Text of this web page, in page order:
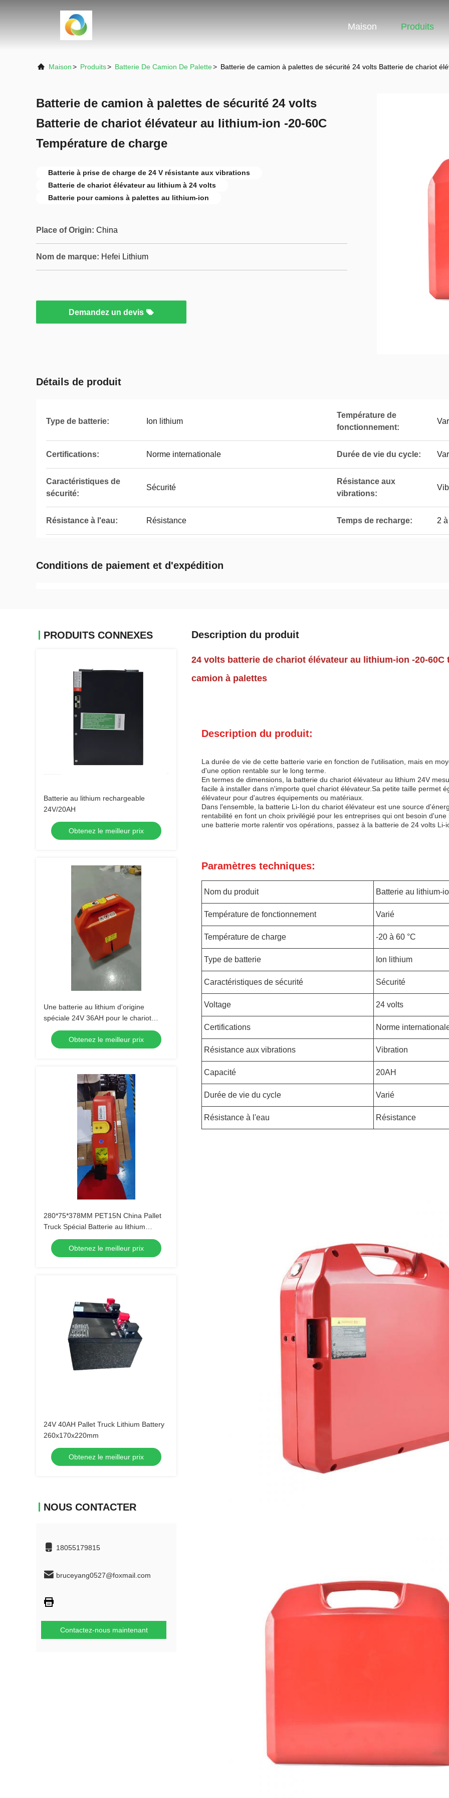
Maison Produits
Maison> Produits> Batterie De Camion De Palette> Batterie de camion à palettes de sécurité 24 volts Batterie de chariot
Batterie de camion à palettes de sécurité 24 volts
Batterie de chariot élévateur au lithium-ion -20-60C
Température de charge
Batterie à prise de charge de 24 V résistante aux vibrations
Batterie de chariot élévateur au lithium à 24 volts
Batterie pour camions à palettes au lithium-ion
Place of Origin: China
Nom de marque: Hefei Lithium
Demandez un devis
Détails de produit
Type de batterie: Ion lithium
Température de
fonctionnement:
Certifications: Norme internationale Durée de vie du cycle:
Caractéristiques de
sécurité:
Sécurité
Résistance aux
vibrations:
Résistance à l'eau: Résistance Temps de recharge: 2
Conditions de paiement et d'expédition
PRODUITS CONNEXES
Batterie au lithium rechargeable
24V/20AH
Obtenez le meilleur prix
Une batterie au lithium d'origine
spéciale 24V 36AH pour le chariot
élévateur à palettes PET15N
Obtenez le meilleur prix
280*75*378MM PET15N China Pallet
Truck Spécial Batterie au lithium
originale 24V 36AH
Obtenez le meilleur prix
24V 40AH Pallet Truck Lithium Battery
260x170x220mm
Obtenez le meilleur prix
NOUS CONTACTER
18055179815
bruceyang0527@foxmail.com
Contactez-nous maintenant
Description du produit
24 volts batterie de chariot élévateur au lithium-ion -20-
camion à palettes
Description du produit:
La durée de vie de cette batterie varie en fonction de l'utilisation, mais en
d'une option rentable sur le long terme.
En termes de dimensions, la batterie du chariot élévateur au lithium 24V
facile à installer dans n'importe quel chariot élévateur.Sa petite taille permet
élévateur pour d'autres équipements ou matériaux.
Dans l'ensemble, la batterie Li-Ion du chariot élévateur est une source
rentabilité en font un choix privilégié pour les entreprises qui ont besoin
une batterie morte ralentir vos opérations, passez à la batterie de 24 volts Li-
Paramètres techniques:
Nom du produit Batterie au lithium-
Température de fonctionnement Varié
Température de charge -20 à 60 °C
Type de batterie Ion lithium
Caractéristiques de sécurité Sécurité
Voltage 24 volts
Certifications Norme
Résistance aux vibrations Vibration
Capacité 20AH
Durée de vie du cycle Varié
Résistance à l'eau Résistance